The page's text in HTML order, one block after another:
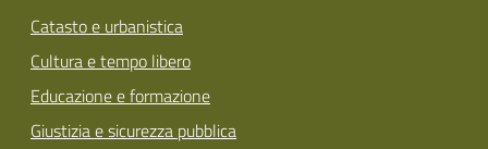
Catasto e urbanistica
Cultura e tempo libero
Educazione e formazione
Giustizia e sicurezza pubblica